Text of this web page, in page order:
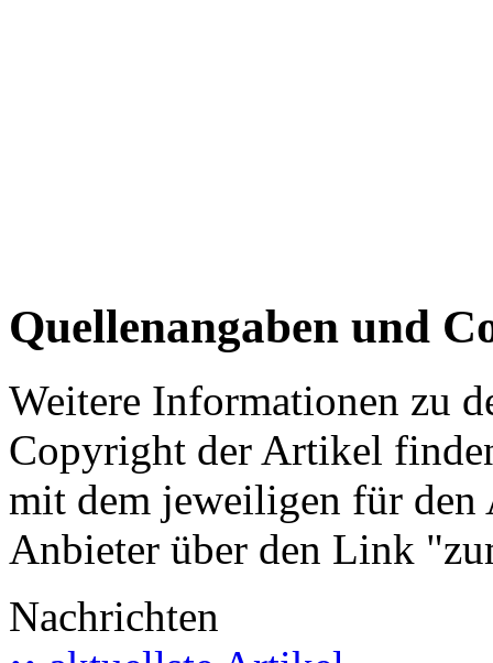
Quellenangaben und
Weitere Informationen zu
Copyright der Artikel
mit dem jeweiligen für
Anbieter über den Link
Nachrichten